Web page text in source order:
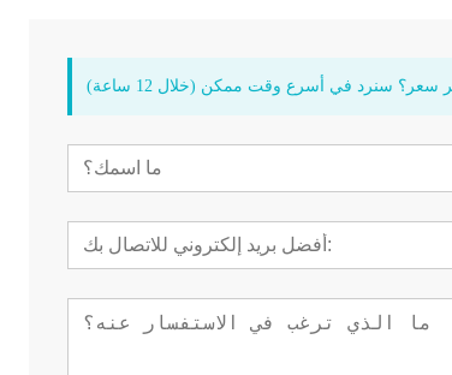
سنرد في أسرع وقت ممكن (خلال 12 ساعة)